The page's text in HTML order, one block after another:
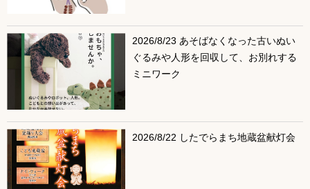
2026/8/23 あそばなくなった古いぬい
ぐるみや人形を回収して、お別れする
ミニワーク
2026/8/22 したでらまち地蔵盆献灯会